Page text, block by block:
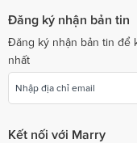
Đăng ký nhận bản tin
Đăng ký nhận bản tin để
nhất
Kết nối với Marry